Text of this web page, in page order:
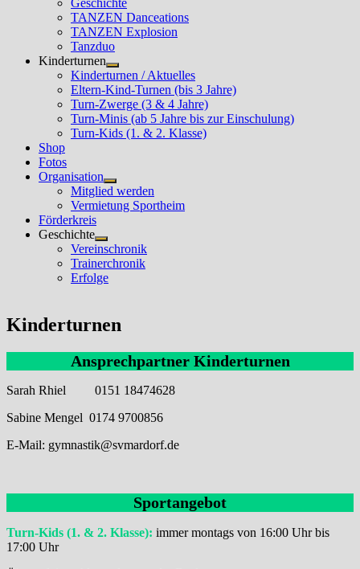
Geschichte
TANZEN Danceations
TANZEN Explosion
Tanzduo
Kinderturnen
Untermenü
anzeigen
Kinderturnen / Aktuelles
Eltern-Kind-Turnen (bis 3 Jahre)
Turn-Zwerge (3 & 4 Jahre)
Turn-Minis (ab 5 Jahre bis zur Einschulung)
Turn-Kids (1. & 2. Klasse)
Shop
Fotos
Organisation
Untermenü
anzeigen
Mitglied werden
Vermietung Sportheim
Förderkreis
Geschichte
Untermenü
anzeigen
Vereinschronik
Trainerchronik
Erfolge
Kinderturnen
Ansprechpartner Kinderturnen
Sarah Rhiel 0151 18474628
Sabine Mengel 0174 9700856
E-Mail: gymnastik@svmardorf.de
Sportangebot
Turn-Kids (1. & 2. Klasse): immer montags von 16:00 Uhr bis
17:00 Uhr